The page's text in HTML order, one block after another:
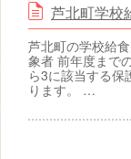
芦北町学校
芦北町の学校給
象者 前年度まで
ら3に該当する保
ります。 …